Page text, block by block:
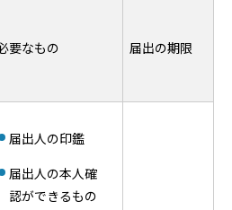
要なもの 届出の期限
届出人の印鑑
届出人の本人確
認ができるもの